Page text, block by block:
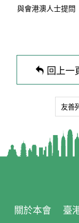
與會港澳人士提問
回上一
友善
關於本會 臺